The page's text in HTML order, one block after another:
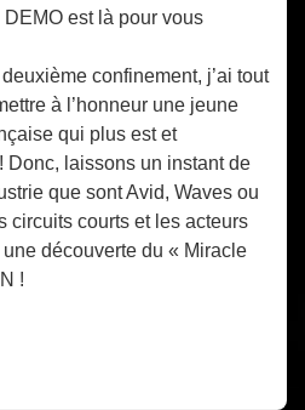
est là pour vous
confinement, j’ai tout
à l’honneur une jeune
qui plus est et
Donc, laissons un instant de
que sont Avid, Waves ou
circuits courts et les acteurs
découverte du « Miracle
!